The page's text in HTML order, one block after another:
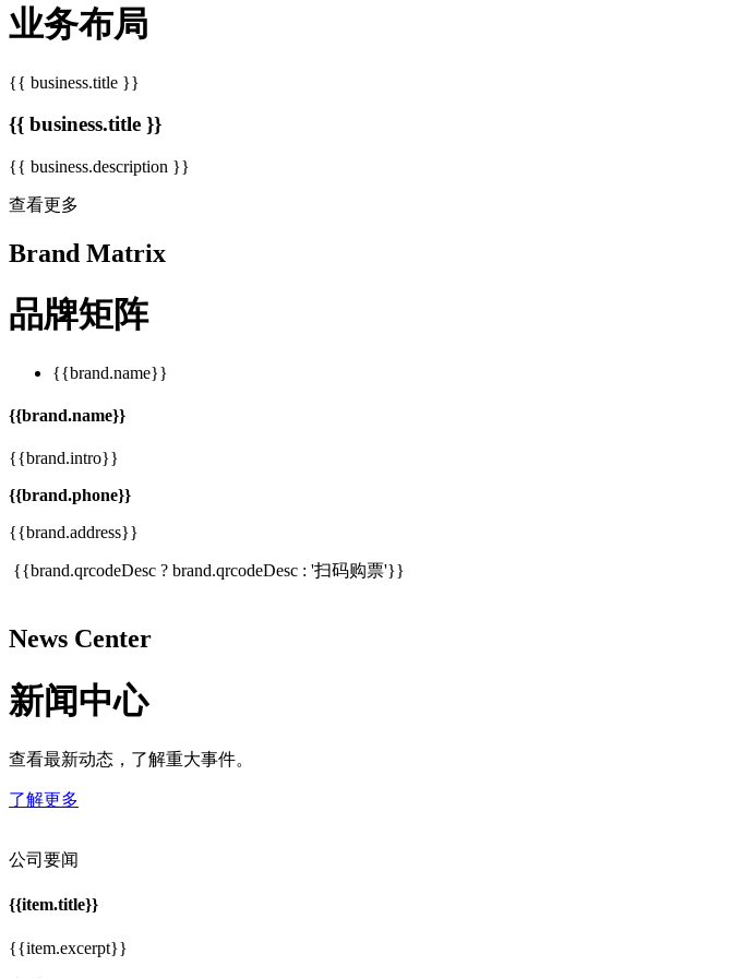
业务布局
{{ business.title }}
{{ business.title }}
{{ business.description }}
查看更多
Brand Matrix
品牌矩阵
{{brand.name}}
{{brand.name}}
{{brand.intro}}
{{brand.phone}}
{{brand.address}}
{{brand.qrcodeDesc ? brand.qrcodeDesc : '扫码购票'}}
News Center
新闻中心
查看最新动态，了解重大事件。
了解更多
公司要闻
{{item.title}}
{{item.excerpt}}